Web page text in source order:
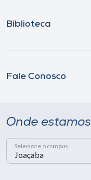
Biblioteca
Fale Conosco
Onde estamos
Selecione o campus